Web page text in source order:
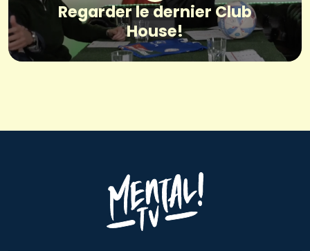
Regarder le dernier Club
House!